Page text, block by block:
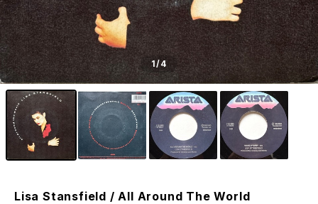
1/4
Lisa Stansfield / All Around The World